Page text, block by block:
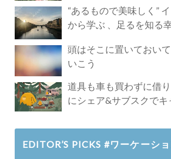
“あるもので美味しく”
から学ぶ 、足るを知る
頭はそこに置いておい
いこう
道具も車も買わずに借
にシェア&サブスクでキ
EDITOR’S PICKS #ワーケーシ